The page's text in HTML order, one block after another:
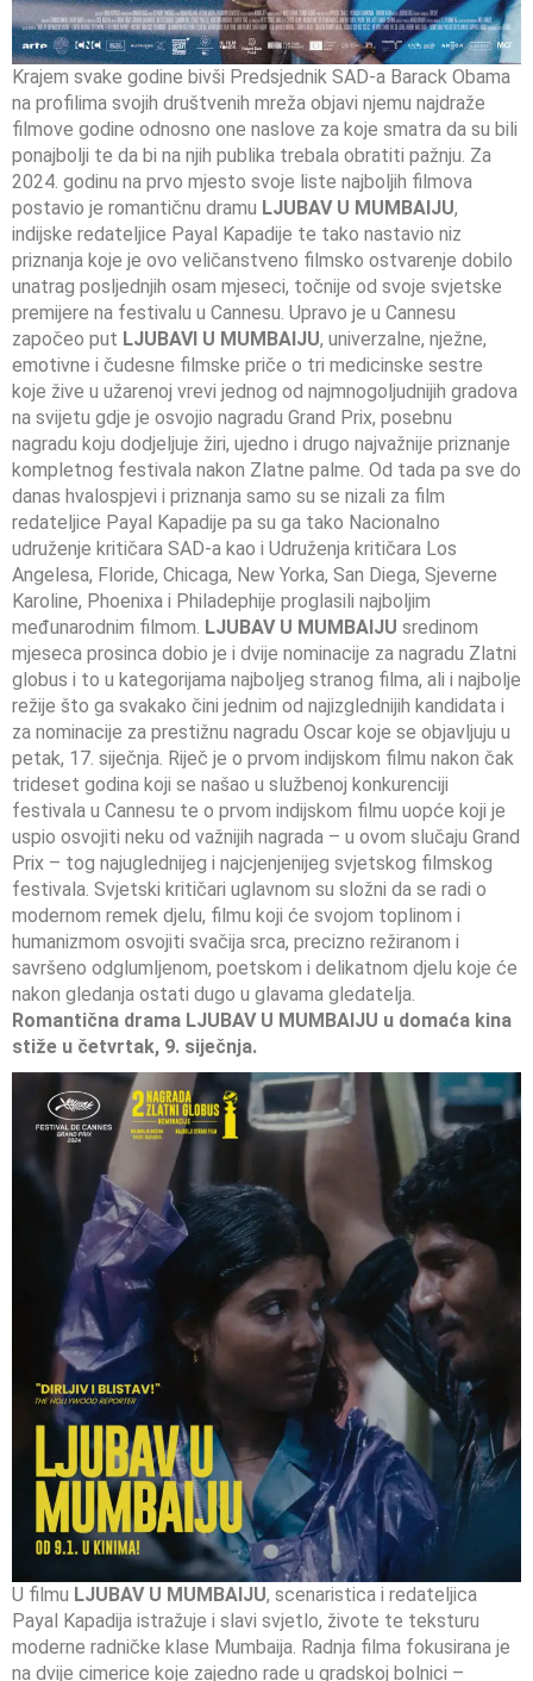
Krajem svake godine bivši Predsjednik SAD-a Barack Obama
na profilima svojih društvenih mreža objavi njemu najdraže
filmove godine odnosno one naslove za koje smatra da su bili
ponajbolji te da bi na njih publika trebala obratiti pažnju. Za
2024. godinu na prvo mjesto svoje liste najboljih filmova
postavio je romantičnu dramu LJUBAV U MUMBAIJU,
indijske redateljice Payal Kapadije te tako nastavio niz
priznanja koje je ovo veličanstveno filmsko ostvarenje dobilo
unatrag posljednjih osam mjeseci, točnije od svoje svjetske
premijere na festivalu u Cannesu. Upravo je u Cannesu
započeo put LJUBAVI U MUMBAIJU, univerzalne, nježne,
emotivne i čudesne filmske priče o tri medicinske sestre
koje žive u užarenoj vrevi jednog od najmnogoljudnijih gradova
na svijetu gdje je osvojio nagradu Grand Prix, posebnu
nagradu koju dodjeljuje žiri, ujedno i drugo najvažnije priznanje
kompletnog festivala nakon Zlatne palme. Od tada pa sve do
danas hvalospjevi i priznanja samo su se nizali za film
redateljice Payal Kapadije pa su ga tako Nacionalno
udruženje kritičara SAD-a kao i Udruženja kritičara Los
Angelesa, Floride, Chicaga, New Yorka, San Diega, Sjeverne
Karoline, Phoenixa i Philadephije proglasili najboljim
međunarodnim filmom. LJUBAV U MUMBAIJU sredinom
mjeseca prosinca dobio je i dvije nominacije za nagradu Zlatni
globus i to u kategorijama najboljeg stranog filma, ali i najbolje
režije što ga svakako čini jednim od najizglednijih kandidata i
za nominacije za prestižnu nagradu Oscar koje se objavljuju u
petak, 17. siječnja. Riječ je o prvom indijskom filmu nakon čak
trideset godina koji se našao u službenoj konkurenciji
festivala u Cannesu te o prvom indijskom filmu uopće koji je
uspio osvojiti neku od važnijih nagrada – u ovom slučaju Grand
Prix – tog najuglednijeg i najcjenjenijeg svjetskog filmskog
festivala. Svjetski kritičari uglavnom su složni da se radi o
modernom remek djelu, filmu koji će svojom toplinom i
humanizmom osvojiti svačija srca, precizno režiranom i
savršeno odglumljenom, poetskom i delikatnom djelu koje će
nakon gledanja ostati dugo u glavama gledatelja.
Romantična drama LJUBAV U MUMBAIJU u domaća kina
stiže u četvrtak, 9. siječnja.
U filmu LJUBAV U MUMBAIJU, scenaristica i redateljica
Payal Kapadija istražuje i slavi svjetlo, živote te teksturu
moderne radničke klase Mumbaija. Radnja filma fokusirana je
na dvije cimerice koje zajedno rade u gradskoj bolnici –